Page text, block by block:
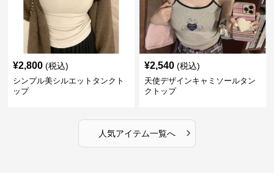
¥2,800 (税込)
シンプル美シルエットタンクト
ップ
¥2,540 (税込)
天使デザインキャミソールタン
クトップ
人気アイテム一覧へ ›